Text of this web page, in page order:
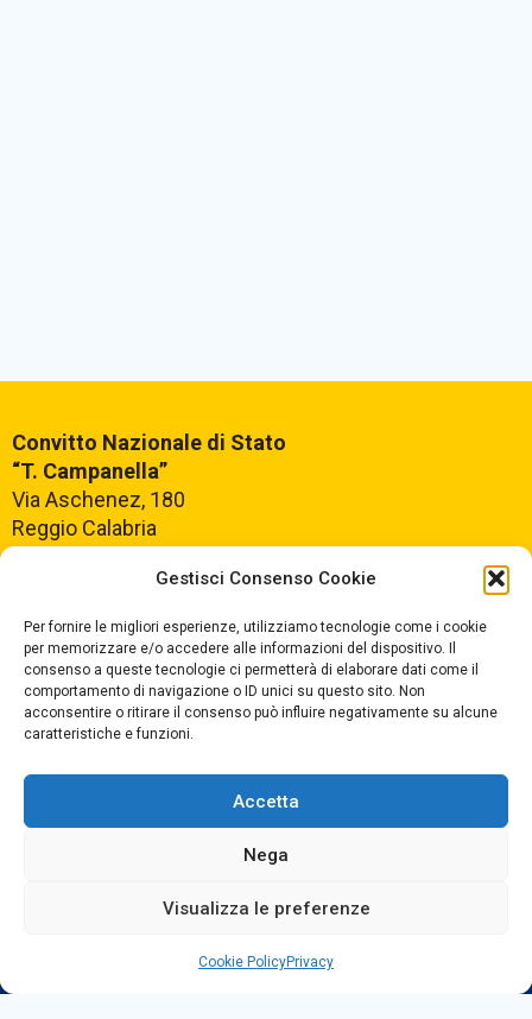
Gestisci Consenso Cookie
Per fornire le migliori esperienze, utilizziamo tecnologie come i cookie
per memorizzare e/o accedere alle informazioni del dispositivo. Il
consenso a queste tecnologie ci permetterà di elaborare dati come il
comportamento di navigazione o ID unici su questo sito. Non
acconsentire o ritirare il consenso può influire negativamente su alcune
caratteristiche e funzioni.
Accetta
Nega
Visualizza le preferenze
Cookie PolicyPrivacy
Convitto Nazionale di Stato
“T. Campanella”
Via Aschenez, 180
Reggio Calabria
Segreteria +39096520527
Fax +390965499420
E-mail:rcvc010005@istruzione.it
ORARIO DI APERTURA